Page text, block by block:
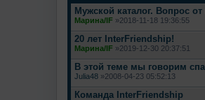
Мужской каталог. Вопрос
Марина/IF »2018-11-18 19:36:55
20 лет InterFriendship!
Марина/IF »2019-12-30 20:37:51
В этой теме мы говорим
Julia48 »2008-04-23 05:52:13
Команда InterFriendship